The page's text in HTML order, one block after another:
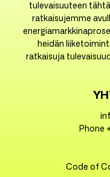
tulevaisuuteen
ratkaisujemme
heidän
ratkaisuja
Phone
Code of